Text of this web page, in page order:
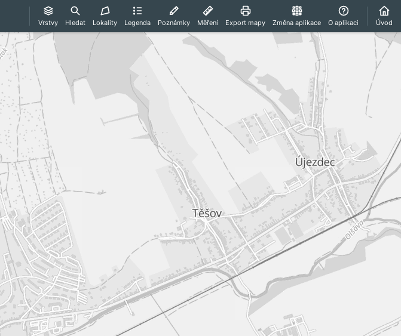
Vrstvy Hledat Lokality Legenda Poznámky Měření Export mapy Změna aplikace O aplikaci Úvod